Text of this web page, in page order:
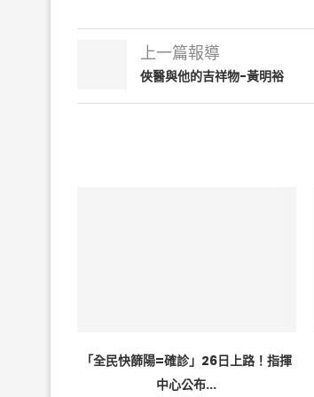
上一篇報導
俠醫與他的吉祥物-黃明裕
「全民快篩陽=確診」26日上路！指揮
中心公布...